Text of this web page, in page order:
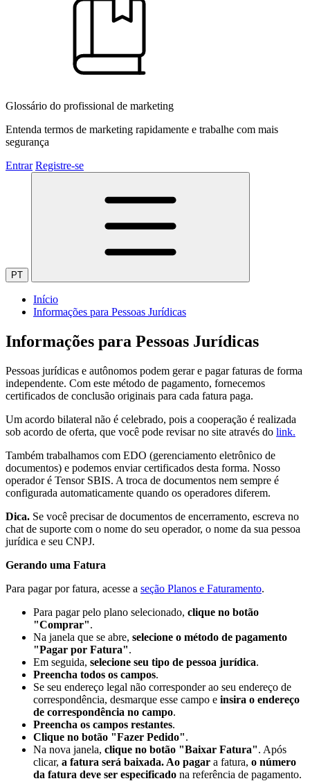
Glossário do profissional de marketing
Entenda termos de marketing rapidamente e trabalhe com mais
segurança
Entrar Registre-se
PT
Início
Informações para Pessoas Jurídicas
Informações para Pessoas Jurídicas
Pessoas jurídicas e autônomos podem gerar e pagar faturas de forma
independente. Com este método de pagamento, fornecemos
certificados de conclusão originais para cada fatura paga.
Um acordo bilateral não é celebrado, pois a cooperação é realizada
sob acordo de oferta, que você pode revisar no site através do link.
Também trabalhamos com EDO (gerenciamento eletrônico de
documentos) e podemos enviar certificados desta forma. Nosso
operador é Tensor SBIS. A troca de documentos nem sempre é
configurada automaticamente quando os operadores diferem.
Dica. Se você precisar de documentos de encerramento, escreva no
chat de suporte com o nome do seu operador, o nome da sua pessoa
jurídica e seu CNPJ.
Gerando uma Fatura
Para pagar por fatura, acesse a seção Planos e Faturamento.
Para pagar pelo plano selecionado, clique no botão
"Comprar".
Na janela que se abre, selecione o método de pagamento
"Pagar por Fatura".
Em seguida, selecione seu tipo de pessoa jurídica.
Preencha todos os campos.
Se seu endereço legal não corresponder ao seu endereço de
correspondência, desmarque esse campo e insira o endereço
de correspondência no campo.
Preencha os campos restantes.
Clique no botão "Fazer Pedido".
Na nova janela, clique no botão "Baixar Fatura". Após
clicar, a fatura será baixada. Ao pagar a fatura, o número
da fatura deve ser especificado na referência de pagamento.